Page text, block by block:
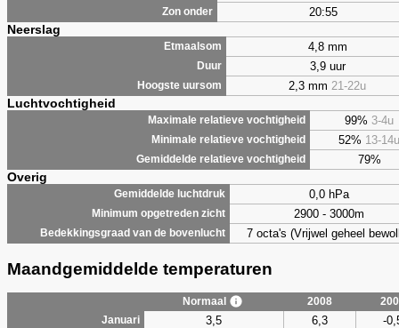
Zon onder 20:55
Neerslag
Etmaalsom 4,8 mm
Duur 3,9 uur
Hoogste uursom 2,3 mm 21-22u
Luchtvochtigheid
Maximale relatieve vochtigheid 99% 3-4u
Minimale relatieve vochtigheid 52% 13-14u
Gemiddelde relatieve vochtigheid 79%
Overig
Gemiddelde luchtdruk 0,0 hPa
Minimum opgetreden zicht 2900 - 3000m
Bedekkingsgraad van de bovenlucht 7 octa's (Vrijwel geheel
Maandgemiddelde temperaturen
Normaal 2008
Januari
3,5 6,3 -